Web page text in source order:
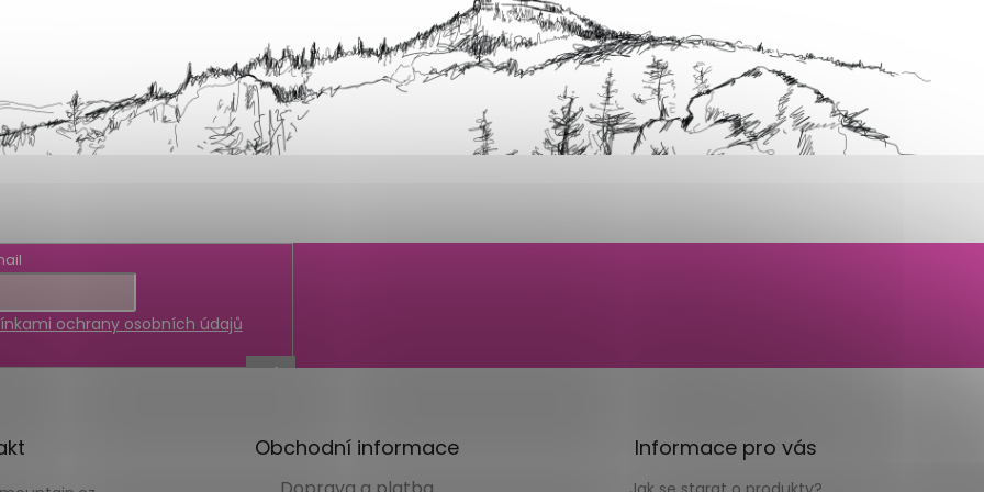
ochrany osobních údajů
Obchodní informace Informace pro vás